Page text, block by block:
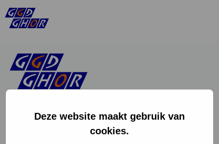
Deze website maakt gebruik van
cookies.
Instagram